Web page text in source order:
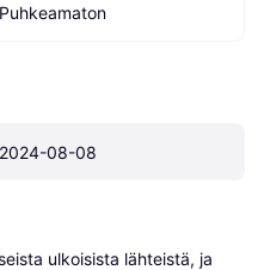
Puhkeamaton
2024-08-08
ulkoisista lähteistä, ja